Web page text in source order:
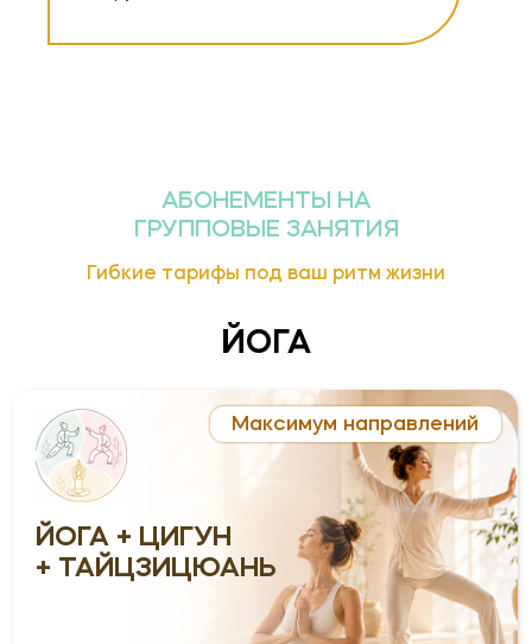
АБОНЕМЕНТЫ НА
ГРУППОВЫЕ ЗАНЯТИЯ
Гибкие тарифы под ваш ритм жизни
ЙОГА
3 тарифа